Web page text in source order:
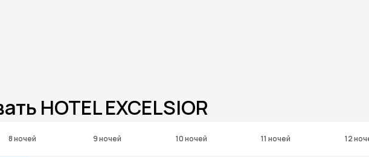
HOTEL EXCELSIOR
8 ночей 9 ночей 10 ночей 11 ночей 12